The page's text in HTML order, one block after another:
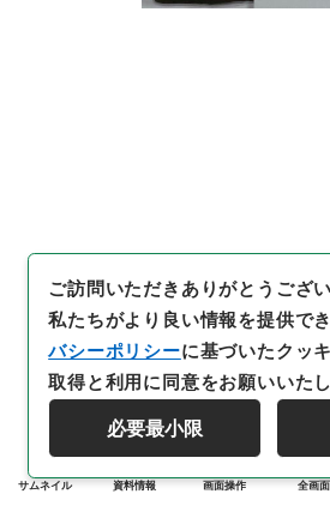
サムネイル 資料情報 画面操作 全画面
ご訪問いただきありがとうござい
私たちがより良い情報を提供で
バシーポリシーに基づいたクッ
取得と利用に同意をお願いいたし
必要最小限